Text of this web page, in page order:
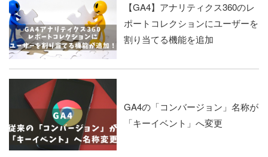
【GA4】アナリティクス360のレ
ポートコレクションにユーザーを
割り当てる機能を追加
GA4の「コンバージョン」名称が
「キーイベント」へ変更